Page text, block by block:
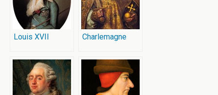
Louis XVII Charlemagne